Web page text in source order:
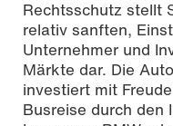
Rechtsschutz stellt
relativ sanften,
Unternehmer und
Märkte dar. Die
investiert mit
Busreise durch den